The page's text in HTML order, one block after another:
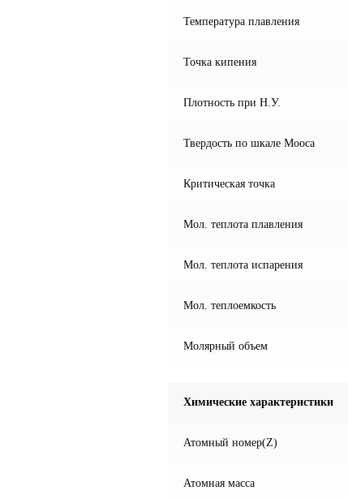
Температура плавления
Точка кипения
Плотность при Н.У.
Твердость по шкале Мооса
Критическая точка
Мол. теплота плавления
Мол. теплота испарения
Мол. теплоемкость
Молярный объем
Химические характеристики
Атомный номер(Z)
Атомная масса